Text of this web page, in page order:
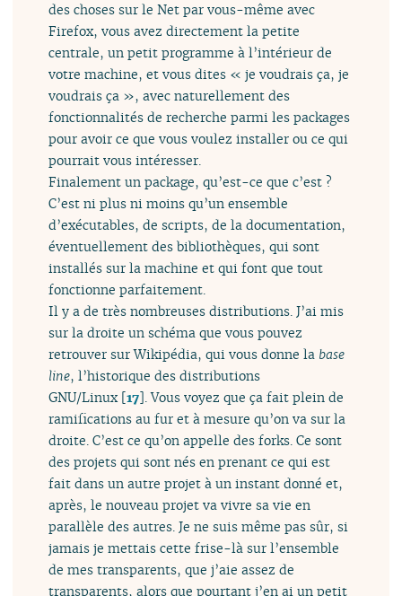
des choses sur le Net par vous-même avec
Firefox, vous avez directement la petite
centrale, un petit programme à l’intérieur de
votre machine, et vous dites « je voudrais ça, je
voudrais ça », avec naturellement des
fonctionnalités de recherche parmi les packages
pour avoir ce que vous voulez installer ou ce qui
pourrait vous intéresser.
Finalement un package, qu’est-ce que c’est ?
C’est ni plus ni moins qu’un ensemble
d’exécutables, de scripts, de la documentation,
éventuellement des bibliothèques, qui sont
installés sur la machine et qui font que tout
fonctionne parfaitement.
Il y a de très nombreuses distributions. J’ai mis
sur la droite un schéma que vous pouvez
retrouver sur Wikipédia, qui vous donne la base
line, l’historique des distributions
GNU/Linux[17]. Vous voyez que ça fait plein de
ramifications au fur et à mesure qu’on va sur la
droite. C’est ce qu’on appelle des forks. Ce sont
des projets qui sont nés en prenant ce qui est
fait dans un autre projet à un instant donné et,
après, le nouveau projet va vivre sa vie en
parallèle des autres. Je ne suis même pas sûr, si
jamais je mettais cette frise-là sur l’ensemble
de mes transparents, que j’aie assez de
transparents, alors que pourtant j’en ai un petit